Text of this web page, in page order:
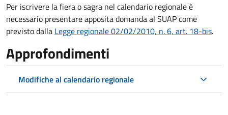
Per iscrivere la fiera o sagra nel calendario regionale è
necessario presentare apposita domanda al SUAP come
previsto dalla Legge regionale 02/02/2010, n. 6, art. 18-bis.
Approfondimenti
Modifiche al calendario regionale